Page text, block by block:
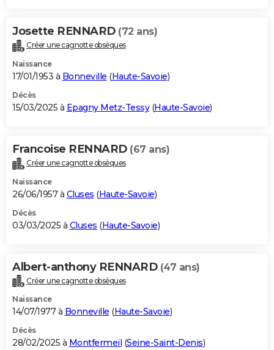
Bricolage
Lifestyle
Culture
Sport
Auto
Television
Voyage
Cinema
Josette RENNARD (72 ans)
Créer une cagnotte obsèques
Naissance
17/01/1953 à Bonneville (Haute-Savoie)
Décès
15/03/2025 à Epagny Metz-Tessy(Haute-Savoie)
Francoise RENNARD (67 ans)
Créer une cagnotte obsèques
Naissance
26/06/1957 à Cluses (Haute-Savoie)
Décès
03/03/2025 à Cluses (Haute-Savoie)
Albert-anthony RENNARD (47 ans)
Créer une cagnotte obsèques
Naissance
14/07/1977 à Bonneville (Haute-Savoie)
Décès
28/02/2025 à Montfermeil (Seine-Saint-Denis)